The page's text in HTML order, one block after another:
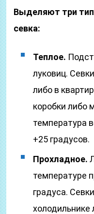
Выделяют три
севка:
Теплое.
луковиц.
либо в
коробки либо
температура
+25 градусов.
Прохладное.
температуре
градуса.
холодильнике